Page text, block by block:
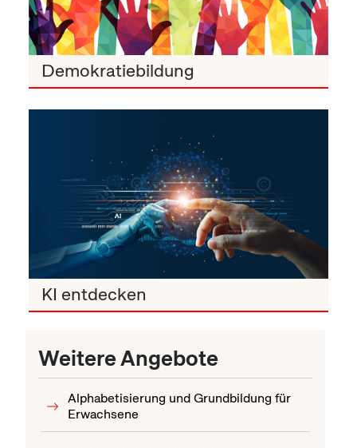
Demokratiebildung
KI entdecken
Weitere Angebote
Alphabetisierung und Grundbildung für
Erwachsene